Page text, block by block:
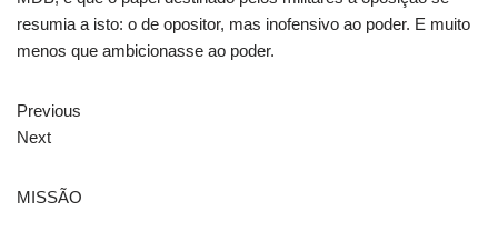
resumia a isto: o de opositor, mas inofensivo ao poder. E muito
menos que ambicionasse ao poder.
Previous
Next
MISSÃO